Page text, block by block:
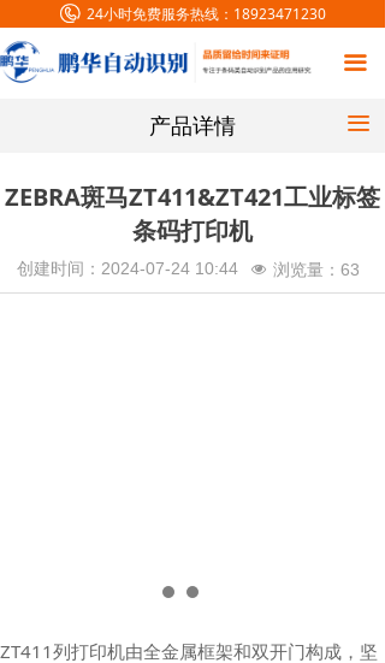
끀
首页
条码解决方案
客户案例
关于我们
24小时免费服务热线： 18923471230
产品详情 끀
ZEBRA斑马ZT411&ZT421工业标签
条码打印机
创建时间： 2024-07-24 10:44 넶 浏览量： 63
ZT411列打印机由全金属框架和双开门构成，坚